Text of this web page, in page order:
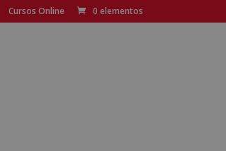
Cursos Online 0 elementos